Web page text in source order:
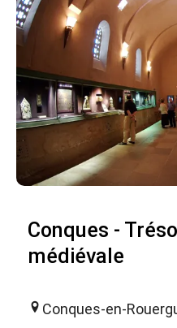
Conques -
médiévale
Conques-en-